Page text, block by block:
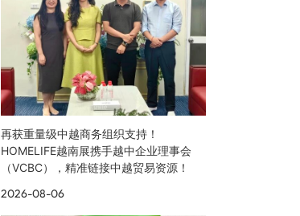
再获重量级中越商务组织支持！
HOMELIFE越南展携手越中企业理事会
（VCBC），精准链接中越贸易资源！
2026-08-06